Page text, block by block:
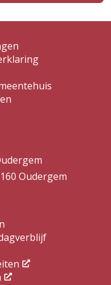
Oudergem